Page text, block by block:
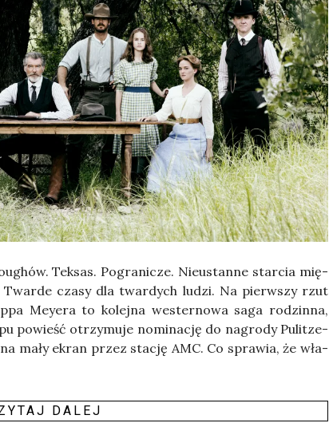
Tek­sas. Pogra­ni­cze. Nie­ustan­ne star­cia mię­
Twar­de cza­sy dla twar­dych ludzi. Na pierw­szy rzut
Mey­era to kolej­na wester­no­wa saga rodzin­na,
powieść otrzy­mu­je nomi­na­cję do nagro­dy Pulit­ze­
mały ekran przez sta­cję AMC. Co spra­wia, że wła­
DALEJ